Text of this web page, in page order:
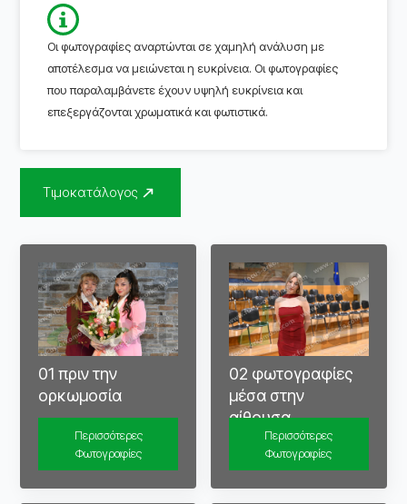
Οι φωτογραφίες αναρτώνται σε χαμηλή ανάλυση με
αποτέλεσμα να μειώνεται η ευκρίνεια. Οι φωτογραφίες
που παραλαμβάνετε έχουν υψηλή ευκρίνεια και
επεξεργάζονται χρωματικά και φωτιστικά.
Τιμοκατάλογος
01 πριν την
ορκωμοσία
Περισσότερες
Φωτογραφίες
02 φωτογραφίες
μέσα στην
αίθουσα
Περισσότερες
Φωτογραφίες